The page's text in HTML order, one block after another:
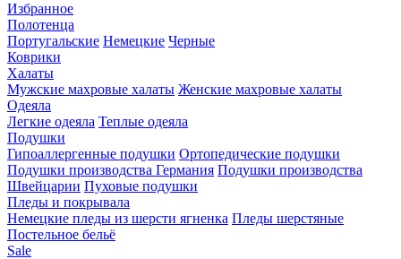
Избранное
Полотенца
Португальские Немецкие Черные
Коврики
Халаты
Мужские махровые халаты Женские махровые халаты
Одеяла
Легкие одеяла Теплые одеяла
Подушки
Гипоаллергенные подушки Ортопедические подушки
Подушки производства Германия Подушки производства
Швейцарии Пуховые подушки
Пледы и покрывала
Немецкие пледы из шерсти ягненка Пледы шерстяные
Постельное бельё
Sale